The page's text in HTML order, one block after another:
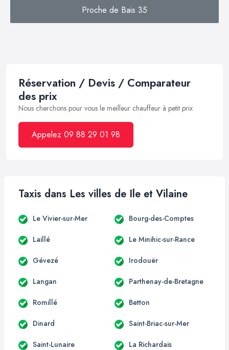
Proche de Bais 35
Réservation / Devis / Comparateur
des prix
Nous cherchons pour vous le meilleur chauffeur à petit prix
Appelez 09 88 29 01 98
Taxis dans Les villes de Ile et Vilaine
Le Vivier-sur-Mer Bourg-des-Comptes
Laillé Le Minihic-sur-Rance
Gévezé Irodouër
Langan Parthenay-de-Bretagne
Romillé Betton
Dinard Saint-Briac-sur-Mer
Saint-Lunaire La Richardais